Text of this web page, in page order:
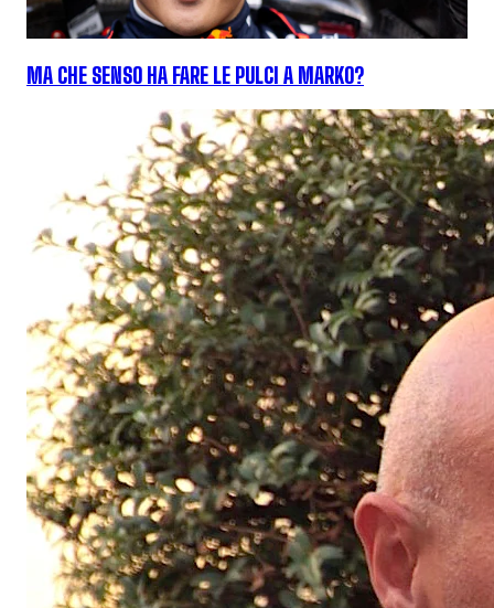
MA CHE SENSO HA FARE LE PULCI A MARKO?